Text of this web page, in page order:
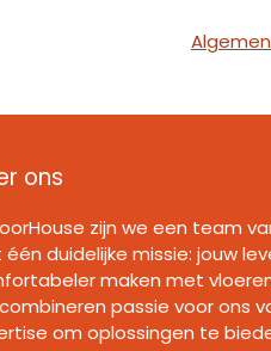
ons
zijn we een team
duidelijke missie: jouw
maken met
passie voor ons
om oplossingen te